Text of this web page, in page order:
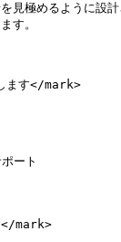
極めるように
す。
ます</mark>
ート
mark>